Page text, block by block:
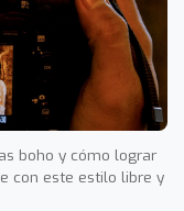
boho y cómo lograr
con este estilo libre y